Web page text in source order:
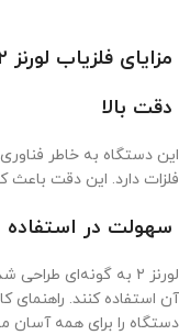
مزایای فلزیاب لورنز ۲
دقت بالا
این دستگاه به خاطر
فلزات دارد. این دقت
سهولت در استفاده
لورنز ۲ به گونه‌ای
آن استفاده کنند.
دستگاه را برای همه آسان